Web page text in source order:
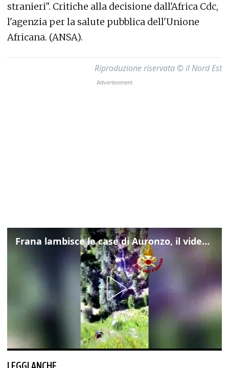
stranieri". Critiche alla decisione dall'Africa Cdc,
l'agenzia per la salute pubblica dell'Unione
Africana. (ANSA).
Riproduzione riservata © il Nord Est
Frana lambisce le case di Auronzo, il video dall'elicottero dei vigili del fuoco